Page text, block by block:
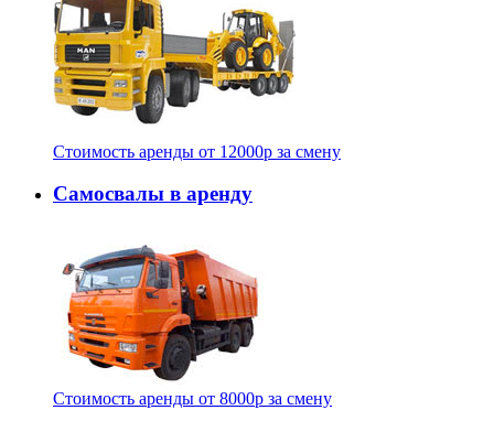
Стоимость аренды от 12000p за смену
Самосвалы в аренду
Стоимость аренды от 8000p за смену